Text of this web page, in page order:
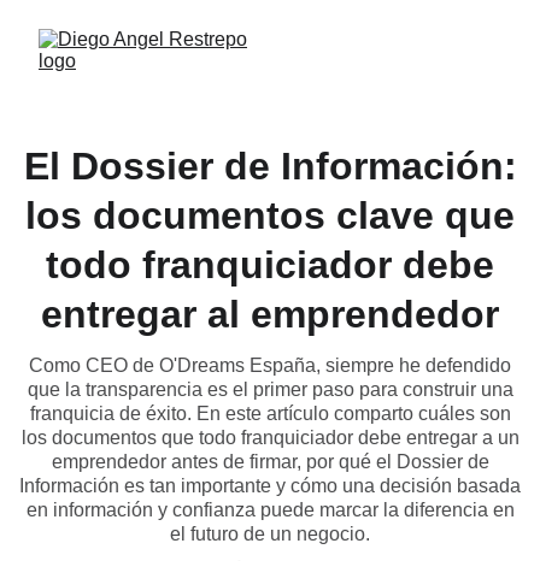
El Dossier de Información:
los documentos clave que
todo franquiciador debe
entregar al emprendedor
Como CEO de O'Dreams España, siempre he defendido
que la transparencia es el primer paso para construir una
franquicia de éxito. En este artículo comparto cuáles son
los documentos que todo franquiciador debe entregar a un
emprendedor antes de firmar, por qué el Dossier de
Información es tan importante y cómo una decisión basada
en información y confianza puede marcar la diferencia en
el futuro de un negocio.